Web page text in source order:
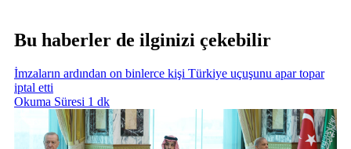
Bu haberler de ilginizi çekebilir
İmzaların ardından on binlerce kişi Türkiye uçuşunu apar topar
iptal etti
Okuma Süresi 1 dk